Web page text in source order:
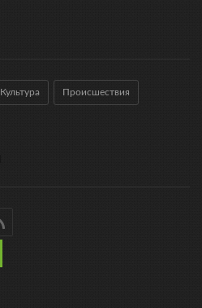
Культура Происшествия